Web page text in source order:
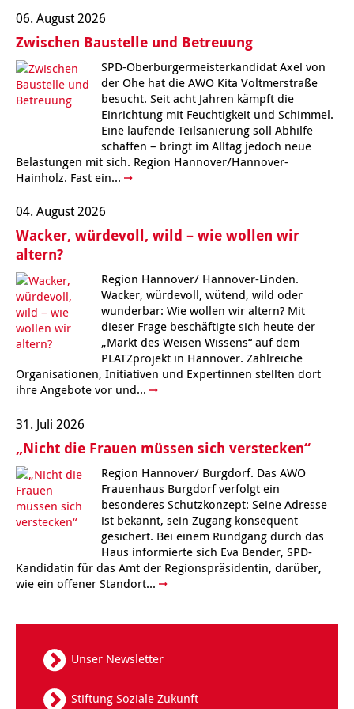
Kindertagesstätte Sylter Weg
Kindertagesstätte Tresckowstraße
Kindertagesstätte Voltmerstraße
Kindertagesstätte Wiehbergstraße
Familienzentrum
Kindertagesstätte Mühenkamp / Familienzentrum
Kindertagesstätte Petermannstraße /
Familienzentrum
Kindertagesstätte Pfarrlandplatz
Hör- und Sprachheilkindergarten Ratswiese
Kindertagesstätte Rosenbergstraße
Kindertagesstätte Schweriner Straße /
Familienzentrum
Kindertagesstätte Sylter Weg
Kindertagesstätte Tresckowstraße
Kindertagesstätte Wiehbergstraße
06. August 2026
Zwischen Baustelle und Betreuung
SPD-Oberbürgermeisterkandidat Axel von
der Ohe hat die AWO Kita Voltmerstraße
besucht. Seit acht Jahren kämpft die
Einrichtung mit Feuchtigkeit und Schimmel.
Eine laufende Teilsanierung soll Abhilfe
schaffen – bringt im Alltag jedoch neue
Belastungen mit sich. Region Hannover/Hannover-
Hainholz. Fast ein...
04. August 2026
Wacker, würdevoll, wild – wie wollen wir
altern?
Region Hannover/ Hannover-Linden.
Wacker, würdevoll, wütend, wild oder
wunderbar: Wie wollen wir altern? Mit
dieser Frage beschäftigte sich heute der
„Markt des Weisen Wissens“ auf dem
PLATZprojekt in Hannover. Zahlreiche
Organisationen, Initiativen und Expertinnen stellten dort
ihre Angebote vor und...
31. Juli 2026
„Nicht die Frauen müssen sich verstecken“
Region Hannover/ Burgdorf. Das AWO
Frauenhaus Burgdorf verfolgt ein
besonderes Schutzkonzept: Seine Adresse
ist bekannt, sein Zugang konsequent
gesichert. Bei einem Rundgang durch das
Haus informierte sich Eva Bender, SPD-
Kandidatin für das Amt der Regionspräsidentin, darüber,
wie ein offener Standort...
Unser Newsletter
Stiftung Soziale Zukunft